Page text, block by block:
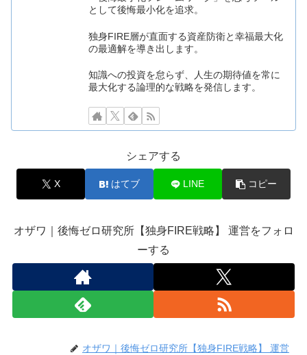
として後悔最小化を追求。
独身FIRE層が直面する資産防衛と幸福最大化
の最適解を導き出します。
知識への投資を怠らず、人生の期待値を常に
最大化する論理的な戦略を発信します。
シェアする
X はてブ LINE コピー
オザワ｜後悔ゼロ研究所【独身FIRE戦略】 運営をフォロ
ーする
オザワ｜後悔ゼロ研究所【独身FIRE戦略】 運営